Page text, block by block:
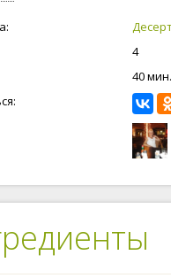
4
40 мин.